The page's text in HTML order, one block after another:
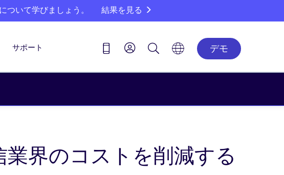
ついて学びましょう。 結果を見る
サポート デモ
界のコストを削減する